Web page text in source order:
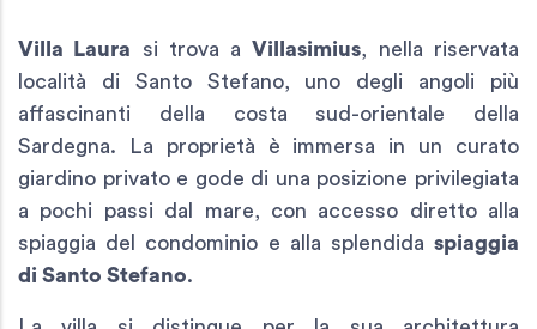
Villa Laura si trova aVillasimius, nella riservata
località di Santo Stefano, uno degli angoli più
affascinanti della costa sud-orientale della
Sardegna. La proprietà è immersa in un curato
giardino privato e gode di una posizione privilegiata
a pochi passi dal mare, con accesso diretto alla
spiaggia del condominio e alla splendida spiaggia
di Santo Stefano.